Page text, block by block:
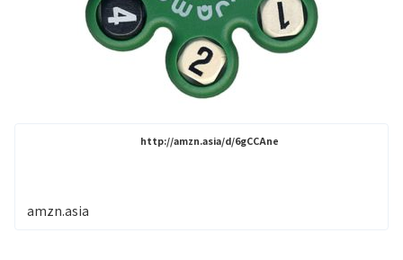
http://amzn.asia/d/6gCCAne
amzn.asia